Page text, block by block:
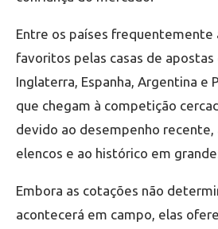
Entre os países
favoritos pelas casas de apostas
Inglaterra, Espanha, Argentina e
que chegam à competição
devido ao desempenho recente,
elencos e ao histórico em
Embora as cotações não
acontecerá em campo, elas